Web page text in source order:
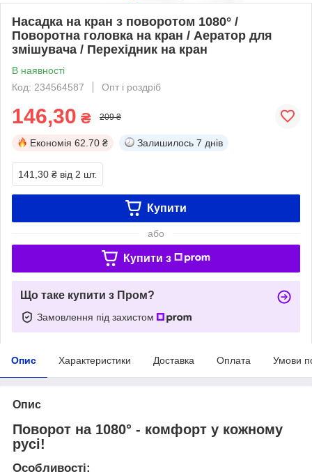
Насадка на кран з поворотом 1080° /
Поворотна головка на кран / Аератор для
змішувача / Перехідник на кран
В наявності
Код: 234564587
Опт і роздріб
146,30 ₴ 209 ₴
Економія 62.70 ₴ Залишилось 7 днів
141,30 ₴ від 2 шт.
Купити
або
Купити з
Що таке купити з Пром?
Замовлення під захистом
Опис Характеристики Доставка Оплата Умови
Опис
Поворот на 1080° - комфорт у кожному
русі!
Особливості: